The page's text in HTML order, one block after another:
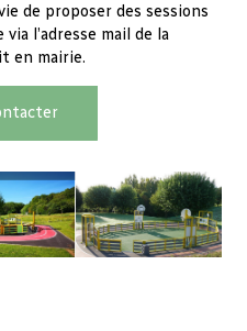
de proposer des sessions
l’adresse mail de la
en mairie.